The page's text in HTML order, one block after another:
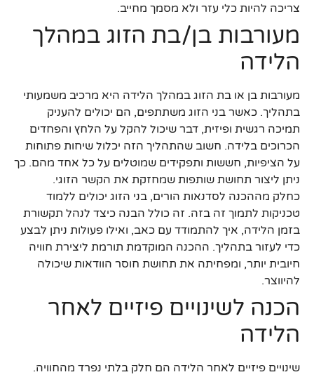
צריכה להיות כלי עזר ולא מסמך מחייב.
מעורבות בן/בת הזוג במהלך
הלידה
מעורבות בן או בת הזוג במהלך הלידה היא מרכיב משמעותי
בתהליך. כאשר בני הזוג משתתפים, הם יכולים להעניק
תמיכה רגשית ופיזית, דבר שיכול להקל על הלחץ והפחדים
הכרוכים בלידה. חשוב שהתהליך הזה יכלול שיחות פתוחות
על הציפיות, חששות ותפקידים שמוטלים על כל אחד מהם. כך
ניתן ליצור תחושת שותפות שמחזקת את הקשר הזוגי.
כחלק מההכנה לסדנאות הורים, בני הזוג יכולים ללמוד
טכניקות לתמוך זה בזה. זה כולל הבנה כיצד לנהל תקשורת
בזמן הלידה, איך להתמודד עם כאב, ואילו פעולות ניתן לבצע
כדי לעזור בתהליך. ההכנה המוקדמת תורמת ליצירת חוויה
חיובית יותר, ומפחיתה את תחושת חוסר הוודאות שיכולה
להיווצר.
הכנה לשינויים פיזיים לאחר
הלידה
שינויים פיזיים לאחר הלידה הם חלק בלתי נפרד מהחוויה.